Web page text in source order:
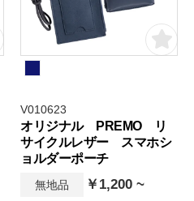
V010623
オリジナル PREMO リ
サイクルレザー スマホシ
ョルダーポーチ
無地品 ￥1,200 ~